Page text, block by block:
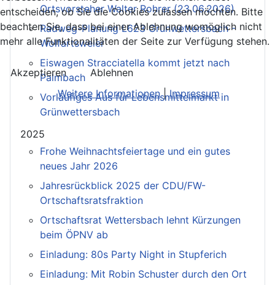
Ortsvorsteher Walter Rohrer (23.06.2026)
Radweg-Planung L623 Grünwettersbach -
Wolfartsweier
Eiswagen Stracciatella kommt jetzt nach
Palmbach
Vorläufiges Aus für Lebensmittelmarkt in
Grünwettersbach
2025
Frohe Weihnachtsfeiertage und ein gutes
neues Jahr 2026
Jahresrückblick 2025 der CDU/FW-
Ortschaftsratsfraktion
Ortschaftsrat Wettersbach lehnt Kürzungen
beim ÖPNV ab
Einladung: 80s Party Night in Stupferich
Einladung: Mit Robin Schuster durch den Ort
entscheiden, ob Sie die Cookies zulassen möchten. Bitte
beachten Sie, dass bei einer Ablehnung womöglich nicht
mehr alle Funktionalitäten der Seite zur Verfügung stehen.
Akzeptieren
Ablehnen
Weitere Informationen|Impressum